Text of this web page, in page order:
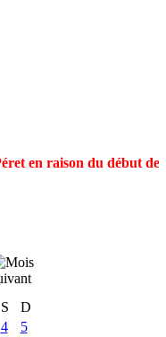
en raison du début
S
D
4
5